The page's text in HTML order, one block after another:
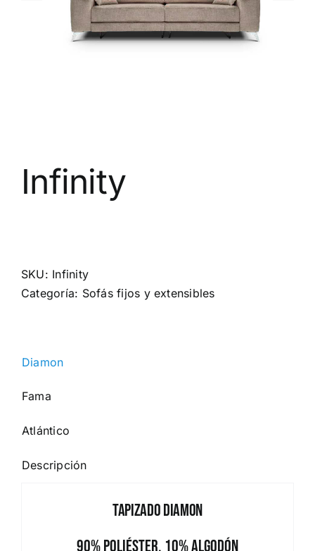
Infinity
SKU: Infinity
Categoría: Sofás fijos y extensibles
Diamon
Fama
Atlántico
Descripción
Tapizado Diamon
90% Poliéster, 10% Algodón